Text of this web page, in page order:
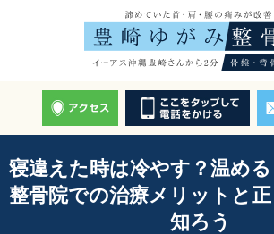
寝違えた時は冷やす？温め
整骨院での治療メリットと
知ろう